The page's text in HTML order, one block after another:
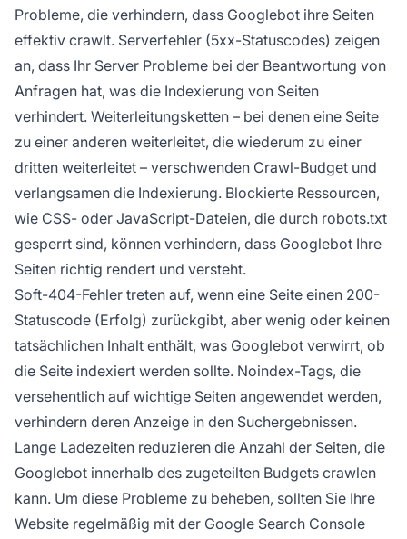
Probleme, die verhindern, dass Googlebot ihre Seiten
effektiv crawlt. Serverfehler (5xx-Statuscodes) zeigen
an, dass Ihr Server Probleme bei der Beantwortung von
Anfragen hat, was die Indexierung von Seiten
verhindert. Weiterleitungsketten – bei denen eine Seite
zu einer anderen weiterleitet, die wiederum zu einer
dritten weiterleitet – verschwenden Crawl-Budget und
verlangsamen die Indexierung. Blockierte Ressourcen,
wie CSS- oder JavaScript-Dateien, die durch robots.txt
gesperrt sind, können verhindern, dass Googlebot Ihre
Seiten richtig rendert und versteht.
Soft-404-Fehler treten auf, wenn eine Seite einen 200-
Statuscode (Erfolg) zurückgibt, aber wenig oder keinen
tatsächlichen Inhalt enthält, was Googlebot verwirrt, ob
die Seite indexiert werden sollte. Noindex-Tags, die
versehentlich auf wichtige Seiten angewendet werden,
verhindern deren Anzeige in den Suchergebnissen.
Lange Ladezeiten reduzieren die Anzahl der Seiten, die
Googlebot innerhalb des zugeteilten Budgets crawlen
kann. Um diese Probleme zu beheben, sollten Sie Ihre
Website regelmäßig mit der Google Search Console